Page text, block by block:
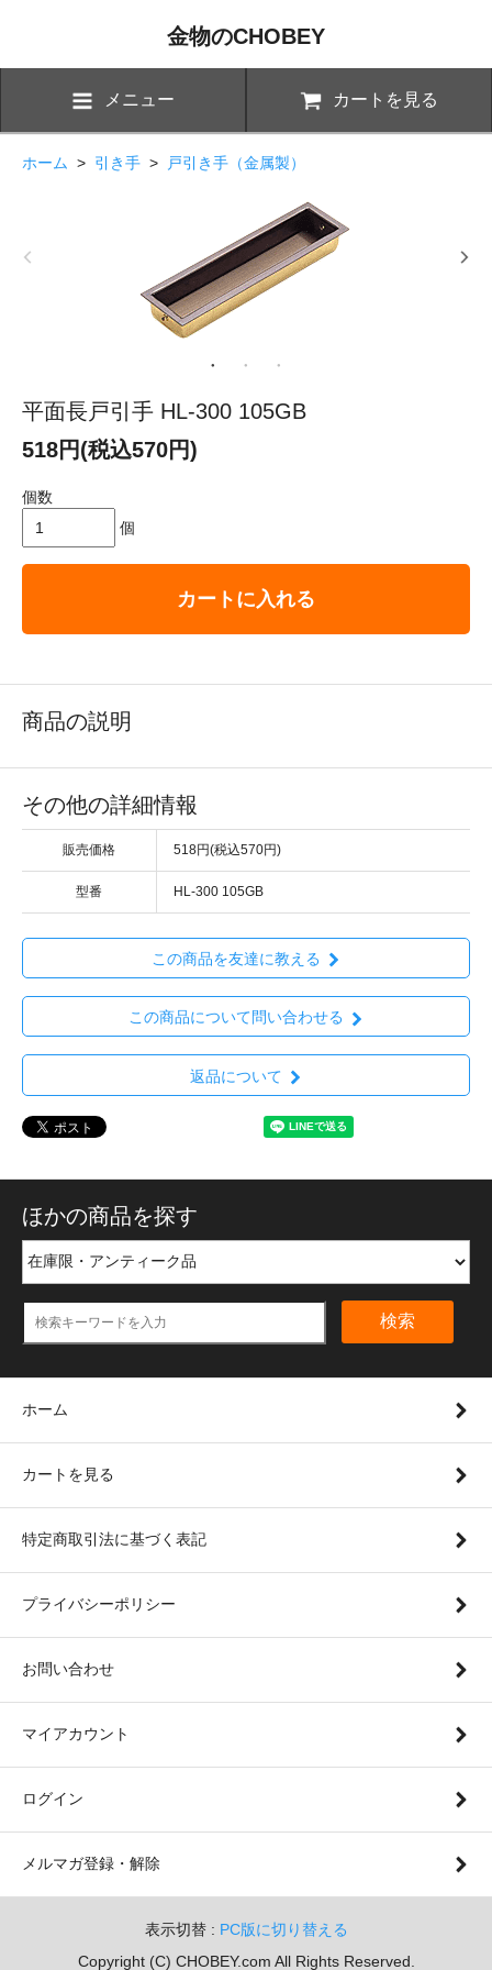
金物のCHOBEY
メニュー カートを見る
ホーム > 引き手 > 戸引き手（金属製）
平面長戸引手 HL-300 105GB
518円(税込570円)
個数
個
カートに入れる
商品の説明
その他の詳細情報
販売価格 518円(税込570円)
型番 HL-300 105GB
この商品を友達に教える
この商品について問い合わせる
返品について
ほかの商品を探す
検索
ホーム
カートを見る
特定商取引法に基づく表記
プライバシーポリシー
お問い合わせ
マイアカウント
ログイン
メルマガ登録・解除
表示切替 : PC版に切り替える
Copyright (C) CHOBEY.com All Rights Reserved.